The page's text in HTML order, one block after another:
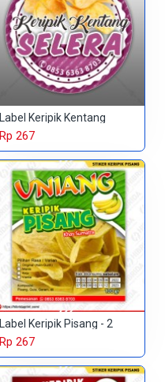
Label Keripik Kentang
Rp 267
Label Keripik Pisang - 2
Rp 267